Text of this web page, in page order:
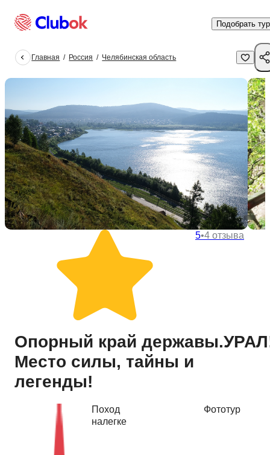
Подобрать тур
Главная / Россия / Челябинская область
5•4 отзыва
Купить тур
Опорный край
Место силы, тайны и
легенды!
Поход
налегке
Фототур